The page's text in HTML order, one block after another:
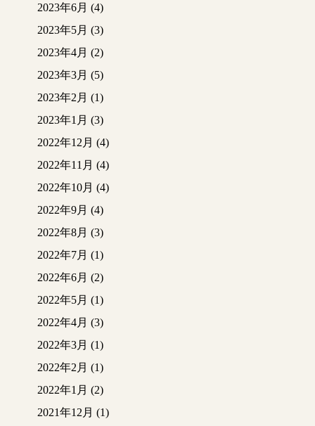
2023年6月 (4)
2023年5月 (3)
2023年4月 (2)
2023年3月 (5)
2023年2月 (1)
2023年1月 (3)
2022年12月 (4)
2022年11月 (4)
2022年10月 (4)
2022年9月 (4)
2022年8月 (3)
2022年7月 (1)
2022年6月 (2)
2022年5月 (1)
2022年4月 (3)
2022年3月 (1)
2022年2月 (1)
2022年1月 (2)
2021年12月 (1)